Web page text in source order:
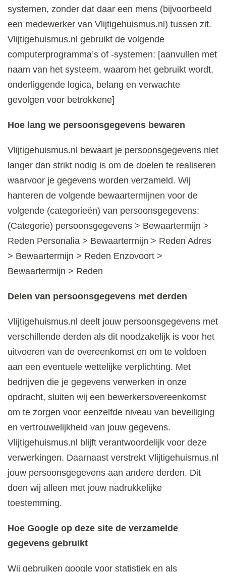
systemen, zonder dat daar een mens (bijvoorbeeld
een medewerker van Vlijtigehuismus.nl) tussen zit.
Vlijtigehuismus.nl gebruikt de volgende
computerprogramma’s of -systemen: [aanvullen met
naam van het systeem, waarom het gebruikt wordt,
onderliggende logica, belang en verwachte
gevolgen voor betrokkene]
Hoe lang we persoonsgegevens bewaren
Vlijtigehuismus.nl bewaart je persoonsgegevens niet
langer dan strikt nodig is om de doelen te realiseren
waarvoor je gegevens worden verzameld. Wij
hanteren de volgende bewaartermijnen voor de
volgende (categorieën) van persoonsgegevens:
(Categorie) persoonsgegevens > Bewaartermijn >
Reden Personalia > Bewaartermijn > Reden Adres
> Bewaartermijn > Reden Enzovoort >
Bewaartermijn > Reden
Delen van persoonsgegevens met derden
Vlijtigehuismus.nl deelt jouw persoonsgegevens met
verschillende derden als dit noodzakelijk is voor het
uitvoeren van de overeenkomst en om te voldoen
aan een eventuele wettelijke verplichting. Met
bedrijven die je gegevens verwerken in onze
opdracht, sluiten wij een bewerkersovereenkomst
om te zorgen voor eenzelfde niveau van beveiliging
en vertrouwelijkheid van jouw gegevens.
Vlijtigehuismus.nl blijft verantwoordelijk voor deze
verwerkingen. Daarnaast verstrekt Vlijtigehuismus.nl
jouw persoonsgegevens aan andere derden. Dit
doen wij alleen met jouw nadrukkelijke
toestemming.
Hoe Google op deze site de verzamelde
gegevens gebruikt
Wij gebruiken google voor statistiek en als